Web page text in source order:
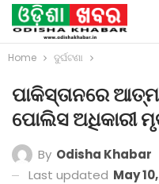
Home ଦୁର୍ଘଟଣା
ପାକିସ୍ତାନରେ
ପୋଲିସ ଅଧିକାରୀ
By Odisha Khabar
Last updated May